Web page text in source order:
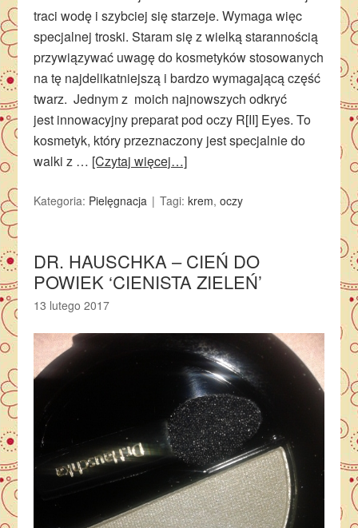
traci wodę i szybciej się starzeje. Wymaga więc
specjalnej troski. Staram się z wielką starannością
przywiązywać uwagę do kosmetyków stosowanych
na tę najdelikatniejszą i bardzo wymagającą część
twarz. Jednym z moich najnowszych odkryć
jest innowacyjny preparat pod oczy R[II] Eyes. To
kosmetyk, który przeznaczony jest specjalnie do
walki z … [Czytaj więcej…]
Kategoria: Pielęgnacja Tagi:krem,oczy
DR. HAUSCHKA – CIEŃ DO
POWIEK ‘CIENISTA ZIELEŃ’
13 lutego 2017